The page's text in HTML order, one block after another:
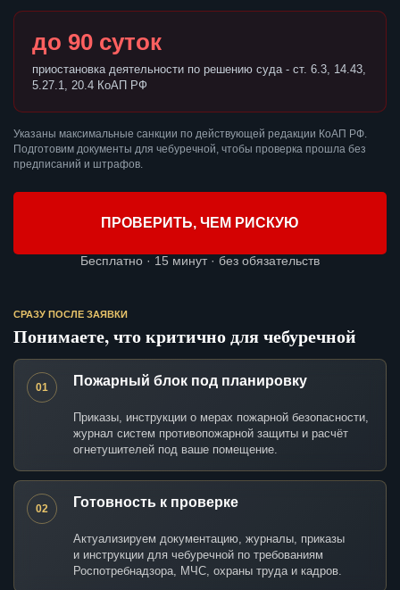
до 90 суток
приостановка деятельности по решению суда - ст. 6.3, 14.43,
5.27.1, 20.4 КоАП РФ
Указаны максимальные санкции по действующей редакции КоАП РФ.
Подготовим документы для чебуречной, чтобы проверка прошла без
предписаний и штрафов.
ПРОВЕРИТЬ, ЧЕМ РИСКУЮ
Бесплатно · 15 минут · без обязательств
СРАЗУ ПОСЛЕ ЗАЯВКИ
Понимаете, что критично для чебуречной
01 Пожарный блок под планировку
Приказы, инструкции о мерах пожарной безопасности,
журнал систем противопожарной защиты и расчёт
огнетушителей под ваше помещение.
02 Готовность к проверке
Актуализируем документацию, журналы, приказы
и инструкции для чебуречной по требованиям
Роспотребнадзора, МЧС, охраны труда и кадров.